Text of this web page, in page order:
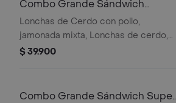
Combo Grande Sándwich
Especial
Lonchas de Cerdo con pollo,
jamonada mixta, Lonchas de cerdo,
cordero y res, queso mozzarella,
$ 39.900
Combo Grande Sándwich Super